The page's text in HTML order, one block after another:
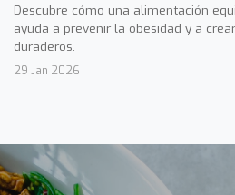
Descubre cómo una alimentación
ayuda a prevenir la obesidad y a
duraderos.
29 Jan 2026